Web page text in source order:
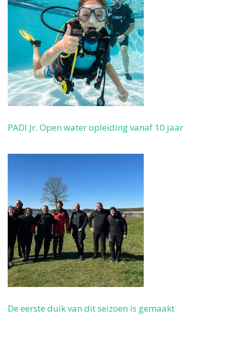
PADI Jr. Open water opleiding vanaf 10 jaar
De eerste duik van dit seizoen is gemaakt